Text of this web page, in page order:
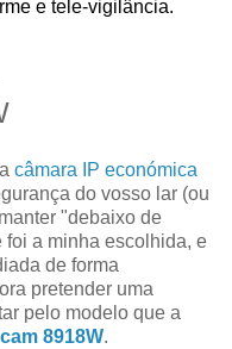
e tele-vigilância.
câmara IP económica
do vosso lar (ou
"debaixo de
foi a minha escolhida, e
de forma
pretender uma
pelo modelo que a
8918W.